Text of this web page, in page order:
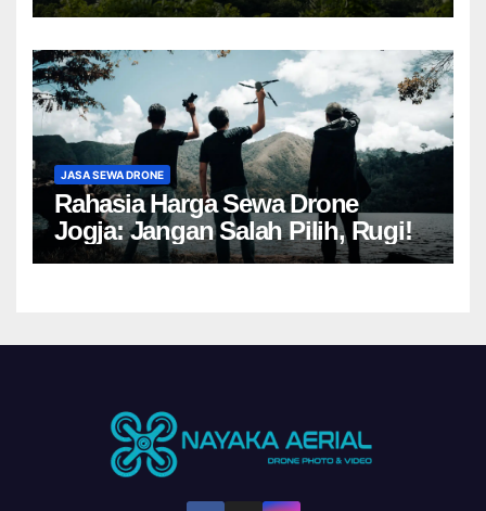
JASA SEWA DRONE
Rahasia Harga Sewa Drone
Jogja: Jangan Salah Pilih, Rugi!